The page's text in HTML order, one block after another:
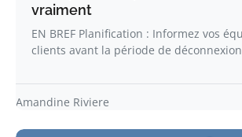
vraiment
EN BREF Planification : Informez vos
clients avant la période de
Amandine Riviere